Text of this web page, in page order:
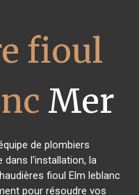
fioul
Mer
de plombiers
dans l'installation, la
fioul Elm leblanc
pour résoudre vos